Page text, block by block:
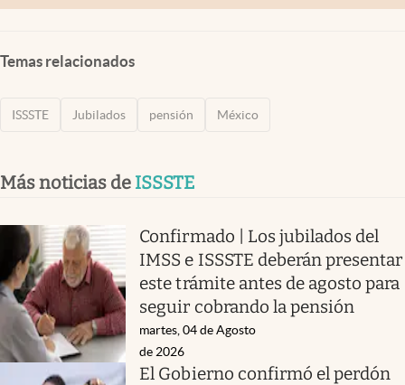
Temas relacionados
ISSSTE Jubilados pensión México
Más noticias de ISSSTE
Confirmado | Los jubilados del
IMSS e ISSSTE deberán presentar
este trámite antes de agosto para
seguir cobrando la pensión
martes, 04 de Agosto
de 2026
El Gobierno confirmó el perdón